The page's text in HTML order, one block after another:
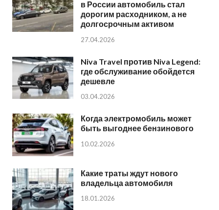
в России автомобиль стал
дорогим расходником, а не
долгосрочным активом
27.04.2026
Niva Travel против Niva Legend:
где обслуживание обойдется
дешевле
03.04.2026
Когда электромобиль может
быть выгоднее бензинового
10.02.2026
Какие траты ждут нового
владельца автомобиля
18.01.2026